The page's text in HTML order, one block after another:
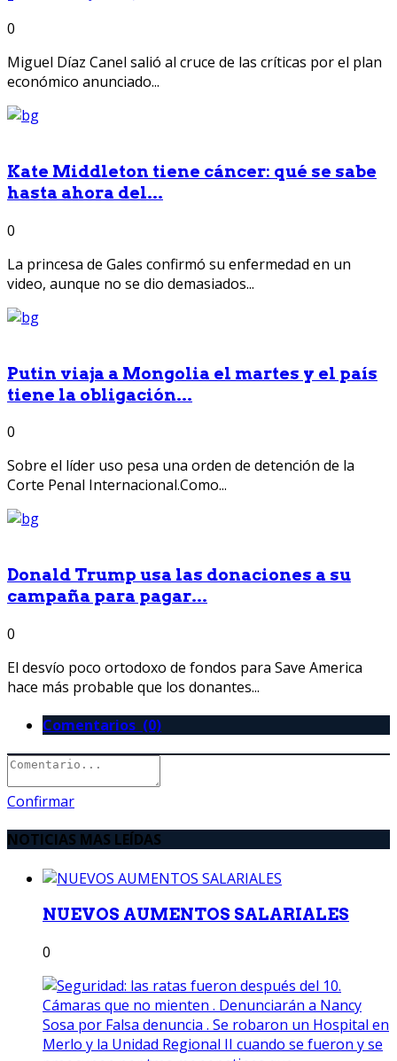
0
Miguel Díaz Canel salió al cruce de las críticas por el plan
económico anunciado...
Kate Middleton tiene cáncer: qué se sabe
hasta ahora del...
0
La princesa de Gales confirmó su enfermedad en un
video, aunque no se dio demasiados...
Putin viaja a Mongolia el martes y el país
tiene la obligación...
0
Sobre el líder uso pesa una orden de detención de la
Corte Penal Internacional.Como...
Donald Trump usa las donaciones a su
campaña para pagar...
0
El desvío poco ortodoxo de fondos para Save America
hace más probable que los donantes...
Comentarios (0)
Confirmar
NOTICIAS MAS LEÍDAS
NUEVOS AUMENTOS SALARIALES
0